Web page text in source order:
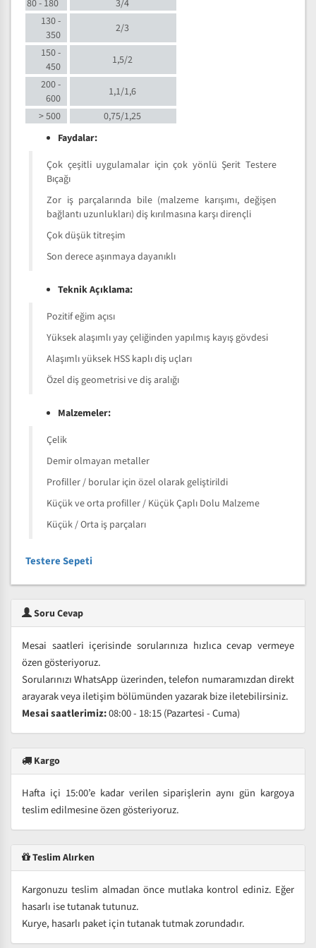
80 - 180
3/4
130 -
350
2/3
150 -
450
1,5/2
200 -
600
1,1/1,6
> 500
0,75/1,25
Faydalar:
Çok çeşitli uygulamalar için çok yönlü Şerit Testere
Bıçağı
Zor iş parçalarında bile (malzeme karışımı, değişen
bağlantı uzunlukları) diş kırılmasına karşı dirençli
Çok düşük titreşim
Son derece aşınmaya dayanıklı
Teknik Açıklama:
Pozitif eğim açısı
Yüksek alaşımlı yay çeliğinden yapılmış kayış gövdesi
Alaşımlı yüksek HSS kaplı diş uçları
Özel diş geometrisi ve diş aralığı
Malzemeler:
Çelik
Demir olmayan metaller
Profiller / borular için özel olarak geliştirildi
Küçük ve orta profiller / Küçük Çaplı Dolu Malzeme
Küçük / Orta iş parçaları
Testere Sepeti
Soru Cevap
Mesai saatleri içerisinde sorularınıza hızlıca cevap vermeye
özen gösteriyoruz.
Sorularınızı WhatsApp üzerinden, telefon numaramızdan direkt
arayarak veya iletişim bölümünden yazarak bize iletebilirsiniz.
Mesai saatlerimiz:08:00 - 18:15 (Pazartesi - Cuma)
Kargo
Hafta içi 15:00’e kadar verilen siparişlerin aynı gün kargoya
teslim edilmesine özen gösteriyoruz.
Teslim Alırken
Kargonuzu teslim almadan önce mutlaka kontrol ediniz. Eğer
hasarlı ise tutanak tutunuz.
Kurye, hasarlı paket için tutanak tutmak zorundadır.